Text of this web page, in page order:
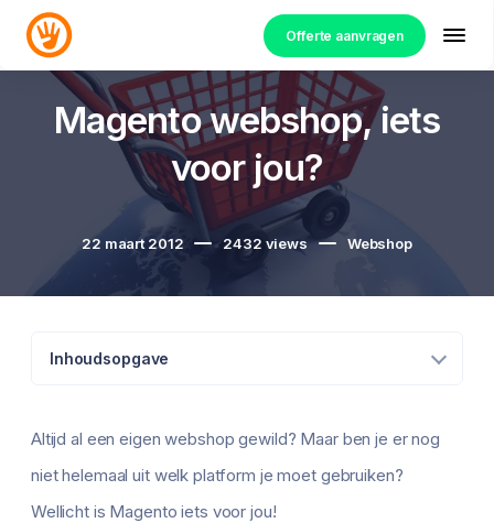
Offerte aanvragen
Magento webshop, iets
voor jou?
22 maart 2012 2432 views Webshop
Inhoudsopgave
Altijd al een eigen webshop gewild? Maar ben je er nog
niet helemaal uit welk platform je moet gebruiken?
Wellicht is Magento iets voor jou!